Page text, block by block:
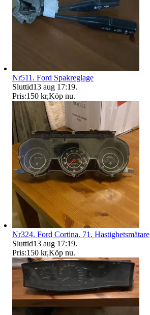
Nr511. Ford Spakreglage
Sluttid13 aug 17:19.
Pris:150 kr,Köp nu.
Nr324. Ford Cortina. 71. Hastighetsmätare
Sluttid13 aug 17:19.
Pris:150 kr,Köp nu.